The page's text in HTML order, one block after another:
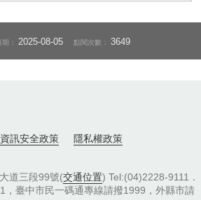
期：2025-08-05 點閱次數：3649
資訊安全政策 隱私權政策
道三段99號(交通位置) Tel:(04)2228-9111．
，臺中市民一碼通專線請撥1999，外縣市請